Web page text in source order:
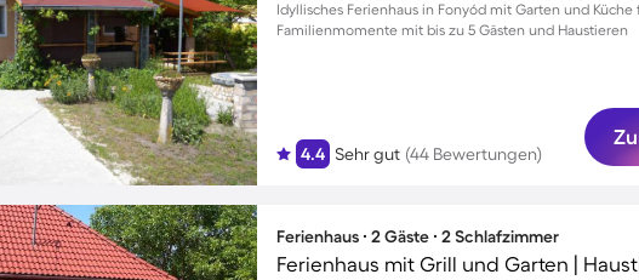
Idyllisches Ferienhaus in Fonyód mit Garten und
Familienmomente mit bis zu 5 Gästen und Haustieren
4.4 Sehr gut (44 Bewertungen)
Ferienhaus ∙ 2 Gäste ∙ 2 Schlafzimmer